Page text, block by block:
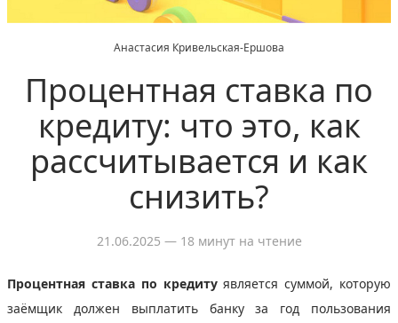
Анастасия Кривельская-Ершова
Процентная ставка по
кредиту: что это, как
рассчитывается и как
снизить?
21.06.2025 — 18 минут на чтение
Процентная ставка по кредитуявляется суммой, которую
заёмщик должен выплатить банку за год пользования